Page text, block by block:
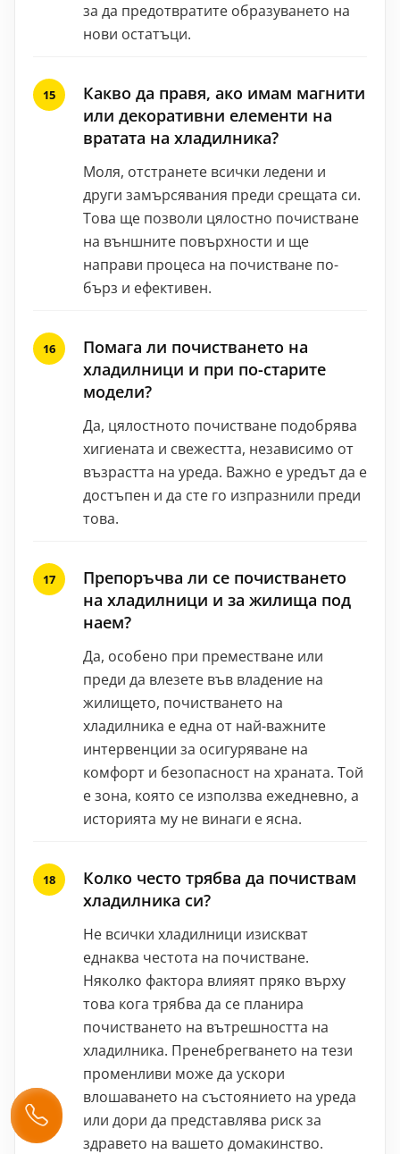
за да предотвратите образуването на
нови остатъци.
Какво да правя, ако имам магнити
или декоративни елементи на
вратата на хладилника?
Моля, отстранете всички ледени и
други замърсявания преди срещата си.
Това ще позволи цялостно почистване
на външните повърхности и ще
направи процеса на почистване по-
бърз и ефективен.
Помага ли почистването на
хладилници и при по-старите
модели?
Да, цялостното почистване подобрява
хигиената и свежестта, независимо от
възрастта на уреда. Важно е уредът да е
достъпен и да сте го изпразнили преди
това.
Препоръчва ли се почистването
на хладилници и за жилища под
наем?
Да, особено при преместване или
преди да влезете във владение на
жилището, почистването на
хладилника е една от най-важните
интервенции за осигуряване на
комфорт и безопасност на храната. Той
е зона, която се използва ежедневно, а
историята му не винаги е ясна.
Колко често трябва да почиствам
хладилника си?
Не всички хладилници изискват
еднаква честота на почистване.
Няколко фактора влияят пряко върху
това кога трябва да се планира
почистването на вътрешността на
хладилника. Пренебрегването на тези
променливи може да ускори
влошаването на състоянието на уреда
или дори да представлява риск за
здравето на вашето домакинство.